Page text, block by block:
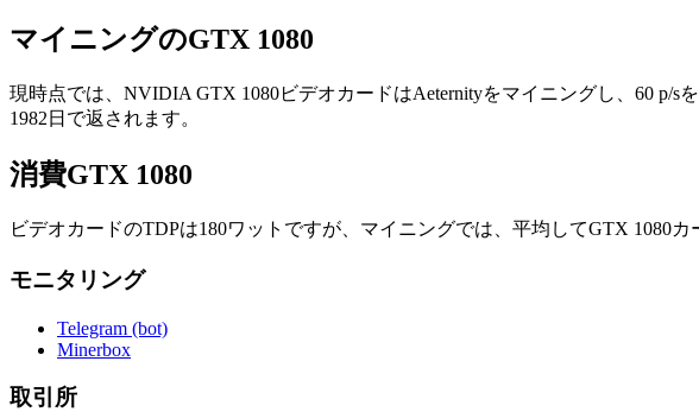
マイニングのGTX 1080
現時点では、NVIDIA GTX 1080ビデオカードはAeternityをマイニングし、60 p/
1982日で返されます。
消費GTX 1080
ビデオカードのTDPは180ワットですが、マイニングでは、平均してGTX 1080カ
モニタリング
Telegram (bot)
Minerbox
取引所